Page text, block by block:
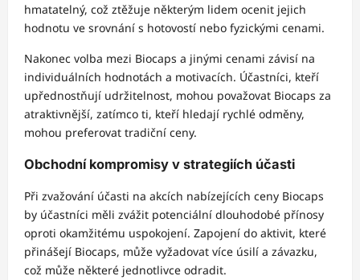
hmatatelný, což ztěžuje některým lidem ocenit jejich
hodnotu ve srovnání s hotovostí nebo fyzickými cenami.
Nakonec volba mezi Biocaps a jinými cenami závisí na
individuálních hodnotách a motivacích. Účastníci, kteří
upřednostňují udržitelnost, mohou považovat Biocaps za
atraktivnější, zatímco ti, kteří hledají rychlé odměny,
mohou preferovat tradiční ceny.
Obchodní kompromisy v strategiích účasti
Při zvažování účasti na akcích nabízejících ceny Biocaps
by účastníci měli zvážit potenciální dlouhodobé přínosy
oproti okamžitému uspokojení. Zapojení do aktivit, které
přinášejí Biocaps, může vyžadovat více úsilí a závazku,
což může některé jednotlivce odradit.